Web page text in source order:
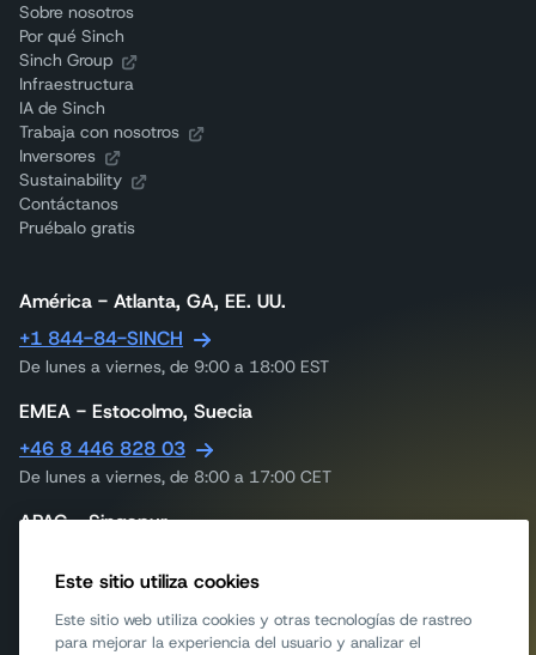
Sobre nosotros
Por qué Sinch
Sinch Group
Infraestructura
IA de Sinch
Trabaja con nosotros
Inversores
Sustainability
Contáctanos
Pruébalo gratis
América - Atlanta, GA, EE. UU.
+1 844-84-SINCH
De lunes a viernes, de 9:00 a 18:00 EST
EMEA - Estocolmo, Suecia
+46 8 446 828 03
De lunes a viernes, de 8:00 a 17:00 CET
APAC - Singapur
De lunes a viernes, de 9:00 a 18:00 UTC
APAC - Melbourne, Australia
Este sitio utiliza cookies
Este sitio web utiliza cookies y otras tecnologías de rastreo
para mejorar la experiencia del usuario y analizar el